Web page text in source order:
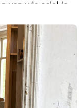
van wie asiel is